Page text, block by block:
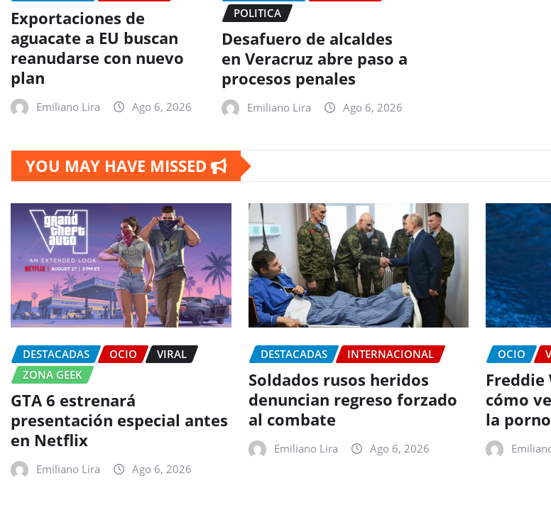
Exportaciones de
aguacate a EU buscan
reanudarse con nuevo
plan
Emiliano Lira Ago 6, 2026
POLITICA
Desafuero de alcaldes
en Veracruz abre paso a
procesos penales
Emiliano Lira Ago 6, 2026
YOU MAY HAVE MISSED
DESTACADAS OCIO
VIRAL
ZONA GEEK
GTA 6 estrenará
presentación especial antes
en Netflix
Emiliano Lira Ago 6, 2026
DESTACADAS INTERNACIONAL
Soldados rusos heridos
denuncian regreso forzado
al combate
Emiliano Lira Ago 6, 2026
OCIO
Freddie
cómo
la